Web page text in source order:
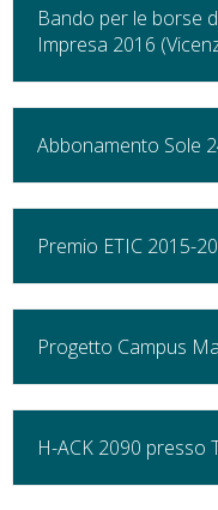
Bando per le borse
Impresa 2016
Abbonamento Sole
Premio ETIC 2015-
Progetto Campus
H-ACK 2090 presso